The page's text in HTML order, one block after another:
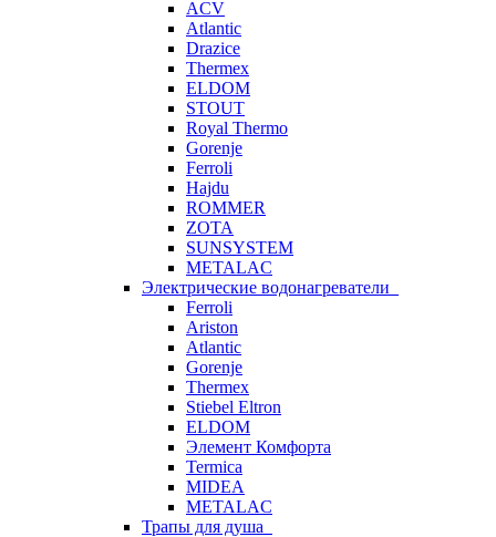
ACV
Atlantic
Drazice
Thermex
ELDOM
STOUT
Royal Thermo
Gorenje
Ferroli
Hajdu
ROMMER
ZOTA
SUNSYSTEM
METALAC
Электрические водонагреватели
Ferroli
Ariston
Atlantic
Gorenje
Thermex
Stiebel Eltron
ELDOM
Элемент Комфорта
Termica
MIDEA
METALAC
Трапы для душа